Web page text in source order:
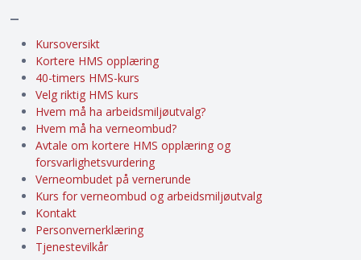
–
Kursoversikt
Kortere HMS opplæring
40-timers HMS-kurs
Velg riktig HMS kurs
Hvem må ha arbeidsmiljøutvalg?
Hvem må ha verneombud?
Avtale om kortere HMS opplæring og
forsvarlighetsvurdering
Verneombudet på vernerunde
Kurs for verneombud og arbeidsmiljøutvalg
Kontakt
Personvernerklæring
Tjenestevilkår